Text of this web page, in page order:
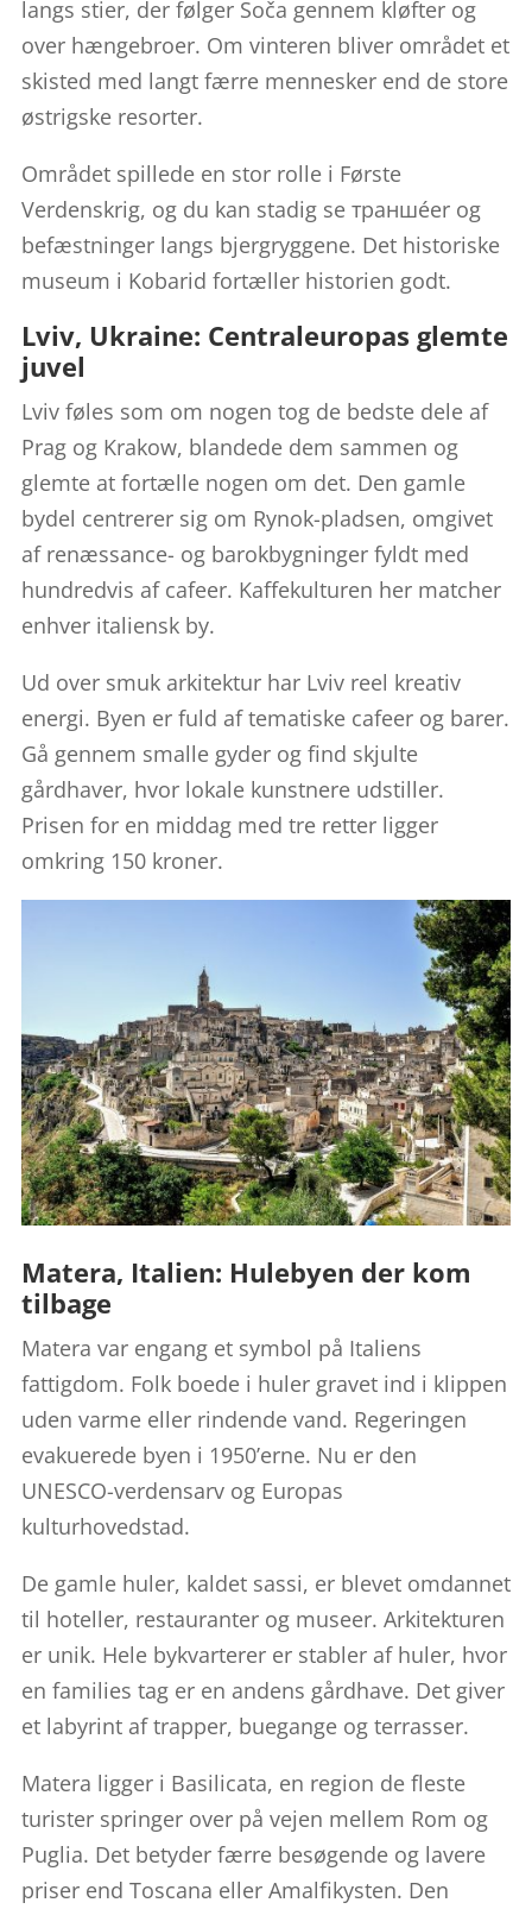
langs stier, der følger Soča gennem kløfter og
over hængebroer. Om vinteren bliver området et
skisted med langt færre mennesker end de store
østrigske resorter.
Området spillede en stor rolle i Første
Verdenskrig, og du kan stadig se траншéer og
befæstninger langs bjergryggene. Det historiske
museum i Kobarid fortæller historien godt.
Lviv, Ukraine: Centraleuropas glemte
juvel
Lviv føles som om nogen tog de bedste dele af
Prag og Krakow, blandede dem sammen og
glemte at fortælle nogen om det. Den gamle
bydel centrerer sig om Rynok-pladsen, omgivet
af renæssance- og barokbygninger fyldt med
hundredvis af cafeer. Kaffekulturen her matcher
enhver italiensk by.
Ud over smuk arkitektur har Lviv reel kreativ
energi. Byen er fuld af tematiske cafeer og barer.
Gå gennem smalle gyder og find skjulte
gårdhaver, hvor lokale kunstnere udstiller.
Prisen for en middag med tre retter ligger
omkring 150 kroner.
Matera, Italien: Hulebyen der kom
tilbage
Matera var engang et symbol på Italiens
fattigdom. Folk boede i huler gravet ind i klippen
uden varme eller rindende vand. Regeringen
evakuerede byen i 1950’erne. Nu er den
UNESCO-verdensarv og Europas
kulturhovedstad.
De gamle huler, kaldet sassi, er blevet omdannet
til hoteller, restauranter og museer. Arkitekturen
er unik. Hele bykvarterer er stabler af huler, hvor
en families tag er en andens gårdhave. Det giver
et labyrint af trapper, buegange og terrasser.
Matera ligger i Basilicata, en region de fleste
turister springer over på vejen mellem Rom og
Puglia. Det betyder færre besøgende og lavere
priser end Toscana eller Amalfikysten. Den